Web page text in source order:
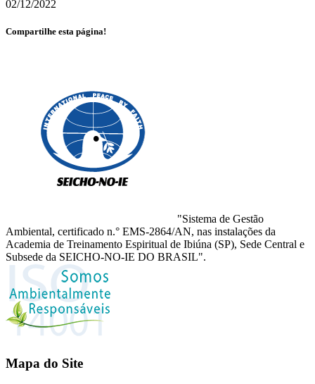
02/12/2022
Compartilhe esta página!
"Sistema de Gestão
Ambiental, certificado n.° EMS-2864/AN, nas instalações da
Academia de Treinamento Espiritual de Ibiúna (SP), Sede Central e
Subsede da SEICHO-NO-IE DO BRASIL".
Mapa do Site